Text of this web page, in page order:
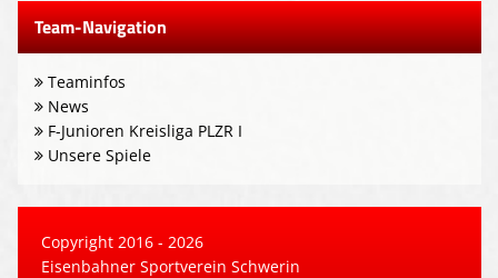
Team-Navigation
Teaminfos
News
F-Junioren Kreisliga PLZR I
Unsere Spiele
Copyright 2016 - 2026
Eisenbahner Sportverein Schwerin